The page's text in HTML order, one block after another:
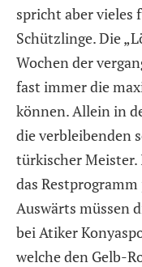
spricht aber vieles
Schützlinge. Die
Wochen der
fast immer die
können. Allein in
die verbleibenden
türkischer Meister.
das
Auswärts müssen
bei Atiker
welche den Gelb-